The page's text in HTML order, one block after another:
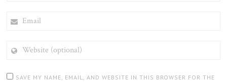
(OPTIONAL)
SAVE MY NAME, EMAIL, AND WEBSITE IN THIS BROWSER FOR THE